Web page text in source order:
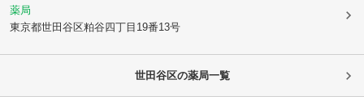
薬局
東京都世田谷区粕谷四丁目19番13号
世田谷区の薬局一覧